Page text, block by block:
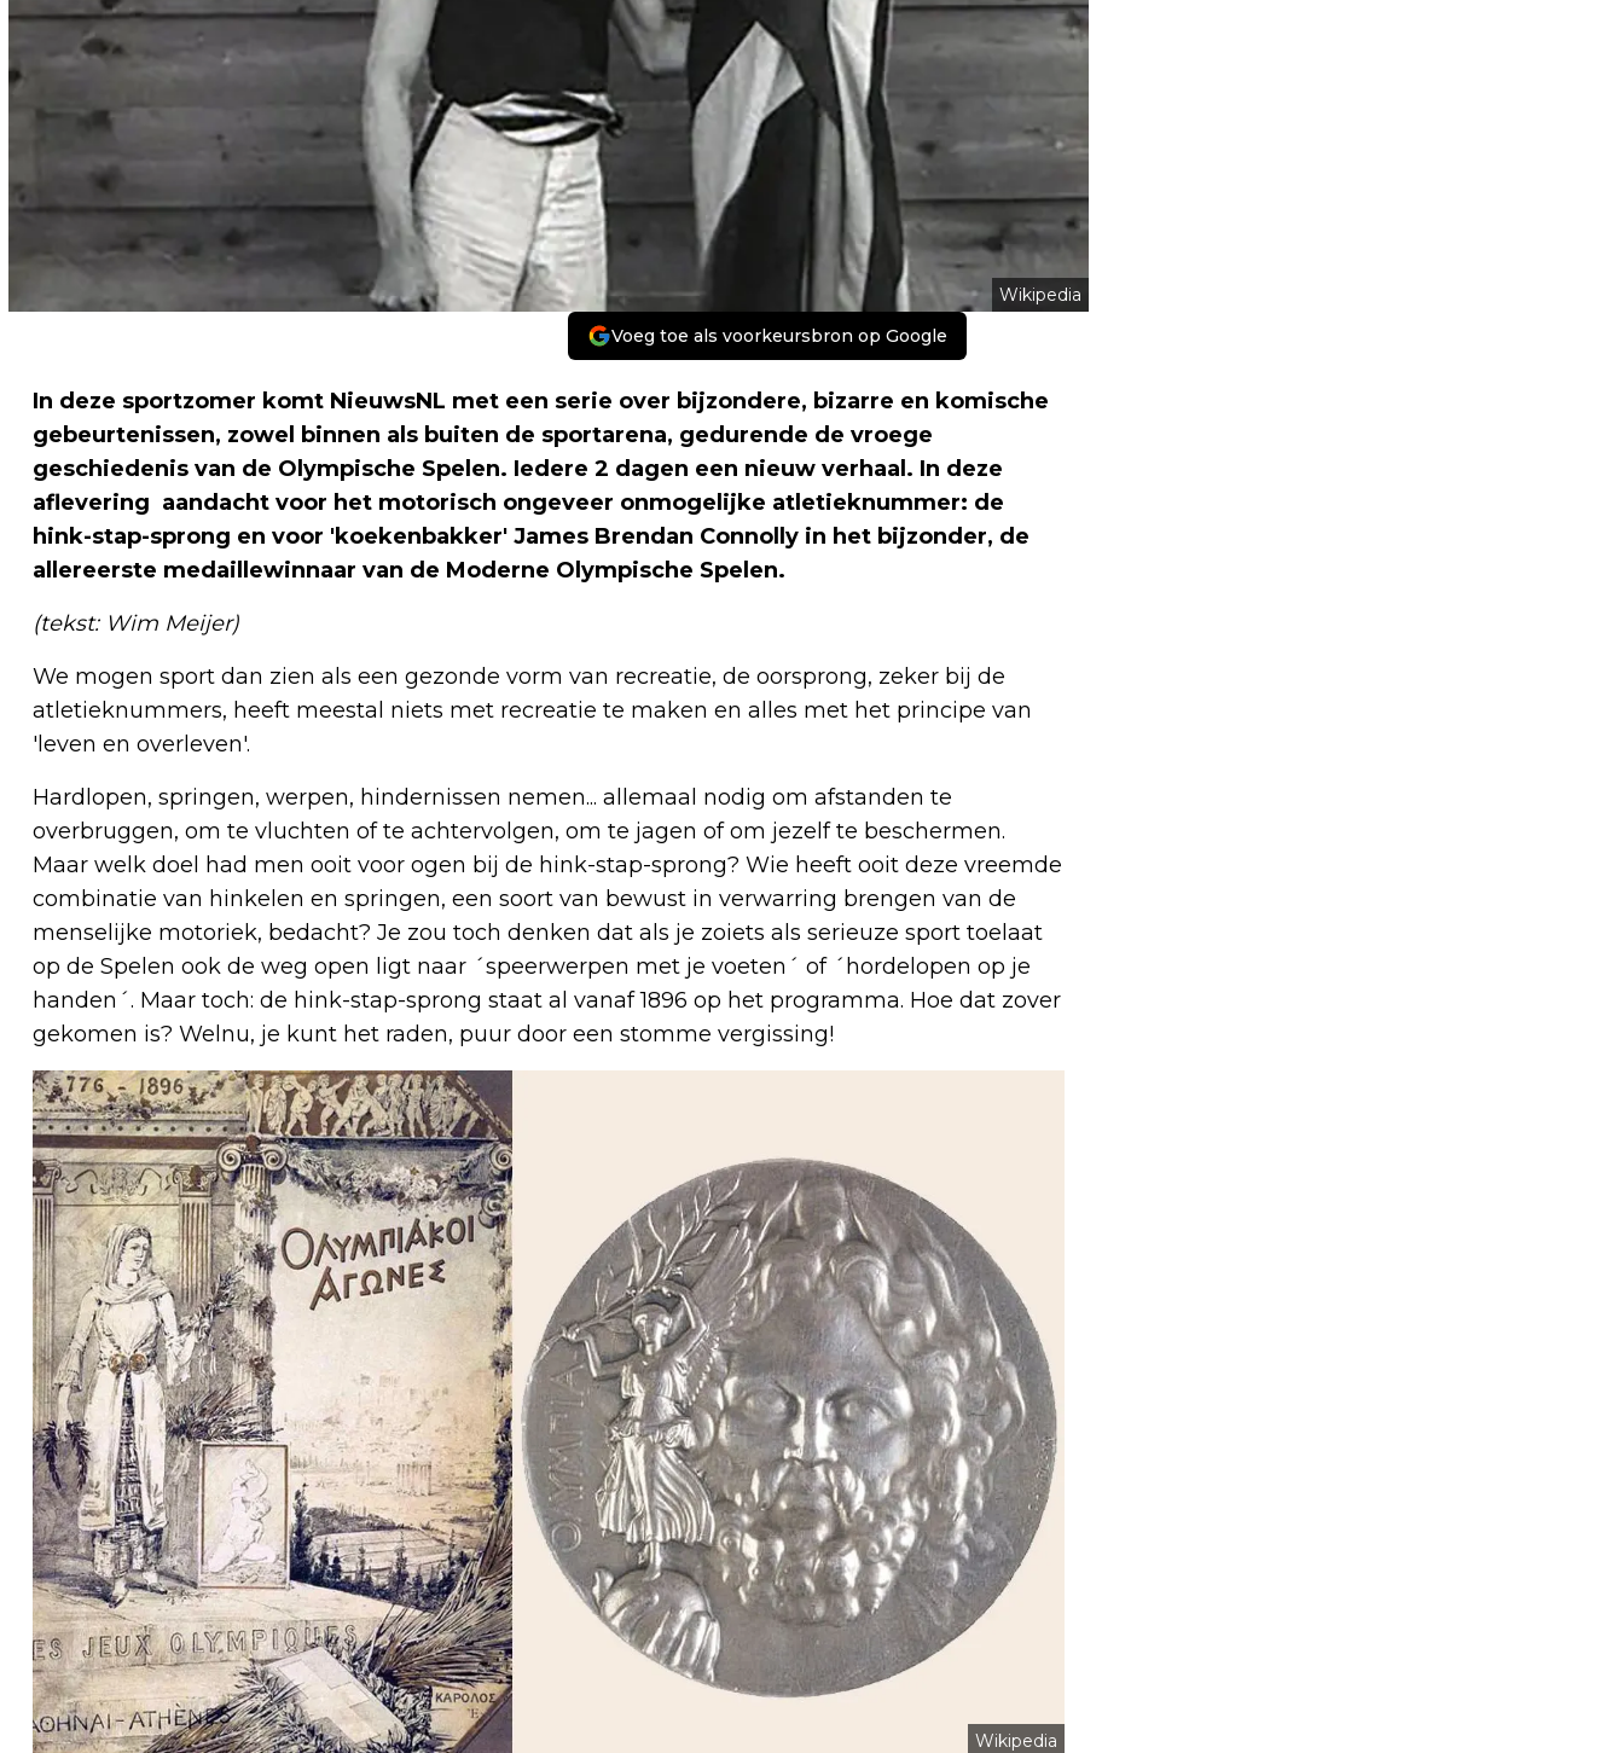
Wikipedia
Voeg toe als voorkeursbron op Google
In deze sportzomer komt NieuwsNL met een serie over bijzondere, bizarre en komische
gebeurtenissen, zowel binnen als buiten de sportarena, gedurende de vroege
geschiedenis van de Olympische Spelen. Iedere 2 dagen een nieuw verhaal. In deze
aflevering aandacht voor het motorisch ongeveer onmogelijke atletieknummer: de
hink-stap-sprong en voor 'koekenbakker' James Brendan Connolly in het bijzonder, de
allereerste medaillewinnaar van de Moderne Olympische Spelen.
(tekst: Wim Meijer)
We mogen sport dan zien als een gezonde vorm van recreatie, de oorsprong, zeker bij de
atletieknummers, heeft meestal niets met recreatie te maken en alles met het principe van
'leven en overleven'.
Hardlopen, springen, werpen, hindernissen nemen... allemaal nodig om afstanden te
overbruggen, om te vluchten of te achtervolgen, om te jagen of om jezelf te beschermen.
Maar welk doel had men ooit voor ogen bij de hink-stap-sprong? Wie heeft ooit deze vreemde
combinatie van hinkelen en springen, een soort van bewust in verwarring brengen van de
menselijke motoriek, bedacht? Je zou toch denken dat als je zoiets als serieuze sport toelaat
op de Spelen ook de weg open ligt naar ´speerwerpen met je voeten´ of ´hordelopen op je
handen´. Maar toch: de hink-stap-sprong staat al vanaf 1896 op het programma. Hoe dat zover
gekomen is? Welnu, je kunt het raden, puur door een stomme vergissing!
Wikipedia